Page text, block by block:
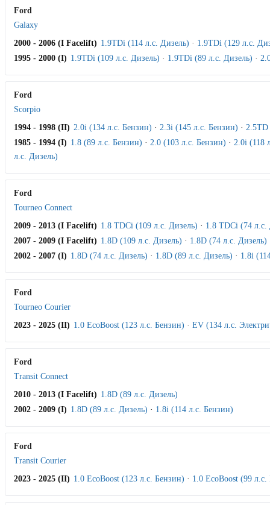
Ford
Galaxy
2000 - 2006 (I Facelift) 1.9TDi (114 л.с. Дизель) · 1.9TDi (129 л.с.
1995 - 2000 (I) 1.9TDi (109 л.с. Дизель) · 1.9TDi (89 л.с. Дизель) ·
Ford
Scorpio
1994 - 1998 (II) 2.0i (134 л.с. Бензин) · 2.3i (145 л.с. Бензин) · 2.5TD
1985 - 1994 (I) 1.8 (89 л.с. Бензин) · 2.0 (103 л.с. Бензин) · 2.0i (118
л.с. Дизель)
Ford
Tourneo Connect
2009 - 2013 (I Facelift) 1.8 TDCi (109 л.с. Дизель) · 1.8 TDCi (74 л.с.
2007 - 2009 (I Facelift) 1.8D (109 л.с. Дизель) · 1.8D (74 л.с. Дизель)
2002 - 2007 (I) 1.8D (74 л.с. Дизель) · 1.8D (89 л.с. Дизель) · 1.8i
Ford
Tourneo Courier
2023 - 2025 (II) 1.0 EcoBoost (123 л.с. Бензин) · EV (134 л.с.
Ford
Transit Connect
2010 - 2013 (I Facelift) 1.8D (89 л.с. Дизель)
2002 - 2009 (I) 1.8D (89 л.с. Дизель) · 1.8i (114 л.с. Бензин)
Ford
Transit Courier
2023 - 2025 (II) 1.0 EcoBoost (123 л.с. Бензин) · 1.0 EcoBoost (99